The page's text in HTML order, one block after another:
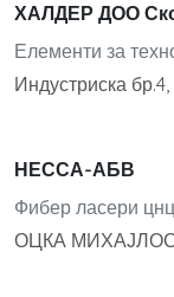
ХАЛДЕР ДОО
Елементи за
Индустриска
НЕССА-АБВ
Фибер ласери
ОЦКА